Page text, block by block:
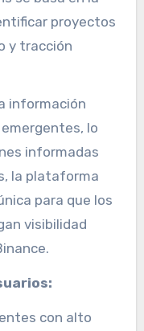
proyectos
y tracción
información
lo
informadas
la plataforma
para que los
visibilidad
con alto